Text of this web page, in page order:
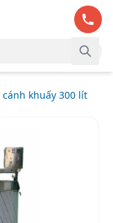
cánh khuấy 300 lít